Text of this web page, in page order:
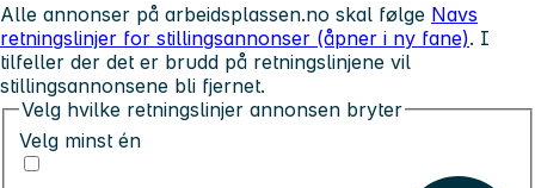
Alle annonser på arbeidsplassen.no skal følge Navs
retningslinjer for stillingsannonser (åpner i ny fane). I
tilfeller der det er brudd på retningslinjene vil
stillingsannonsene bli fjernet.
Velg hvilke retningslinjer annonsen bryter
Velg minst én